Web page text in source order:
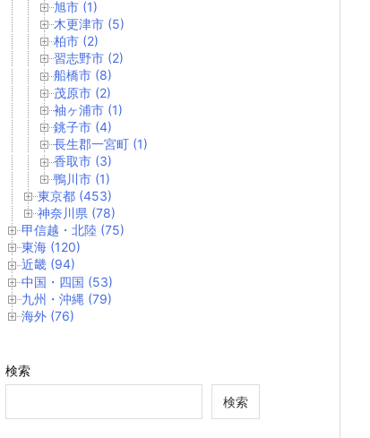
旭市 (1)
木更津市 (5)
柏市 (2)
習志野市 (2)
船橋市 (8)
茂原市 (2)
袖ヶ浦市 (1)
銚子市 (4)
長生郡一宮町 (1)
香取市 (3)
鴨川市 (1)
東京都 (453)
神奈川県 (78)
甲信越・北陸 (75)
東海 (120)
近畿 (94)
中国・四国 (53)
九州・沖縄 (79)
海外 (76)
検索
検索